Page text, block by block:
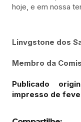
hoje, e em nossa
Linvgstone dos
Membro da
Publicado
impresso de